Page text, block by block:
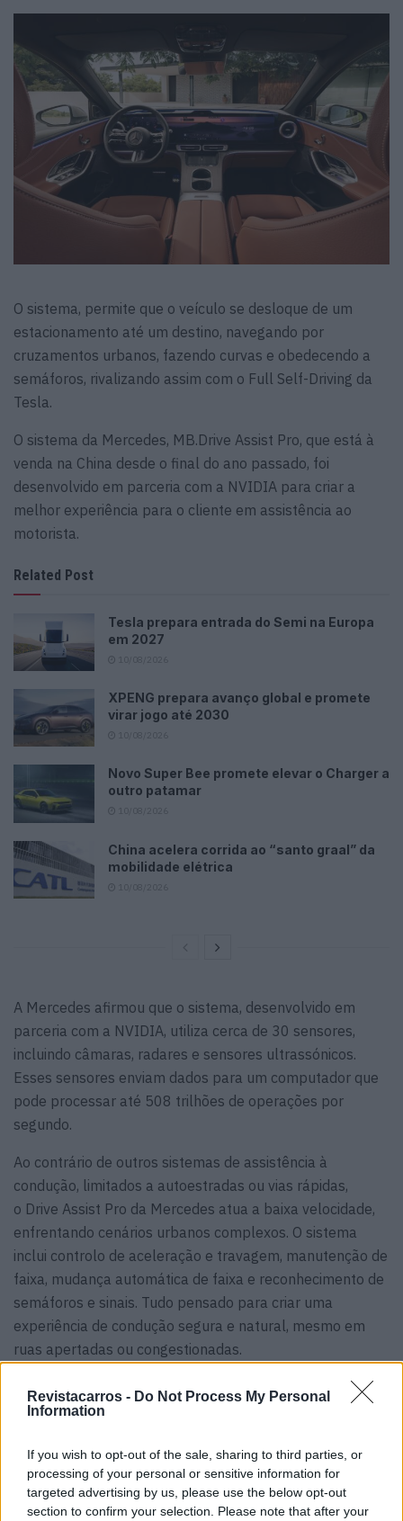
Revistacarros - Do Not Process My Personal
Information
If you wish to opt-out of the sale, sharing to third parties, or
processing of your personal or sensitive information for
targeted advertising by us, please use the below opt-out
section to confirm your selection. Please note that after your
O sistema, permite que o veículo se desloque de um
estacionamento até um destino, navegando por
cruzamentos urbanos, fazendo curvas e obedecendo a
semáforos, rivalizando assim com o Full Self-Driving da
Tesla.
O sistema da Mercedes, MB.Drive Assist Pro, que está à
venda na China desde o final do ano passado, foi
desenvolvido em parceria com a NVIDIA para criar a
melhor experiência para o cliente em assistência ao
motorista.
Related Post
Tesla prepara entrada do Semi na Europa
em 2027
XPENG prepara avanço global e promete
virar jogo até 2030
Novo Super Bee promete elevar o Charger a
outro patamar
China acelera corrida ao “santo graal” da
mobilidade elétrica
A Mercedes afirmou que o sistema, desenvolvido em
parceria com a NVIDIA, utiliza cerca de 30 sensores,
incluindo câmaras, radares e sensores ultrassónicos.
Esses sensores enviam dados para um computador que
pode processar até 508 trilhões de operações por
segundo.
Ao contrário de outros sistemas de assistência à
condução, limitados a autoestradas ou vias rápidas,
o Drive Assist Pro da Mercedes atua a baixa velocidade,
enfrentando cenários urbanos complexos. O sistema
inclui controlo de aceleração e travagem, manutenção de
faixa, mudança automática de faixa e reconhecimento de
semáforos e sinais. Tudo pensado para criar uma
experiência de condução segura e natural, mesmo em
ruas apertadas ou congestionadas.
Durante os testes realizados em São Francisco, nos EUA,
a Mercedes utilizou o CLA que demonstrou uma
artérias movimentadas com facilidade, com o veículo a
ajustar velocidade, e a travar sempre que surgia uma
situação inesperada, bem como a contornar veículos